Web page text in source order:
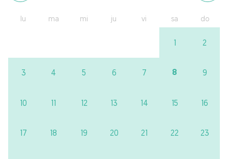
lu ma mi ju vi sa do
1 2
3 4 5 6 7 8 9
10 11 12 13 14 15 16
17 18 19 20 21 22 23